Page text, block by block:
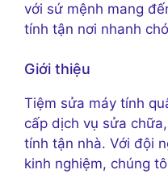
với sứ mệnh mang
tính tận nơi nhanh
Giới thiệu
Tiệm sửa máy tính
cấp dịch vụ sửa
tính tận nhà. Với đội
kinh nghiệm, chúng